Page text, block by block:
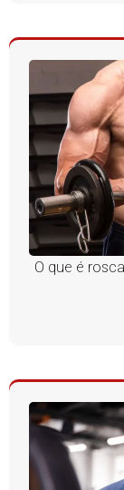
O que é